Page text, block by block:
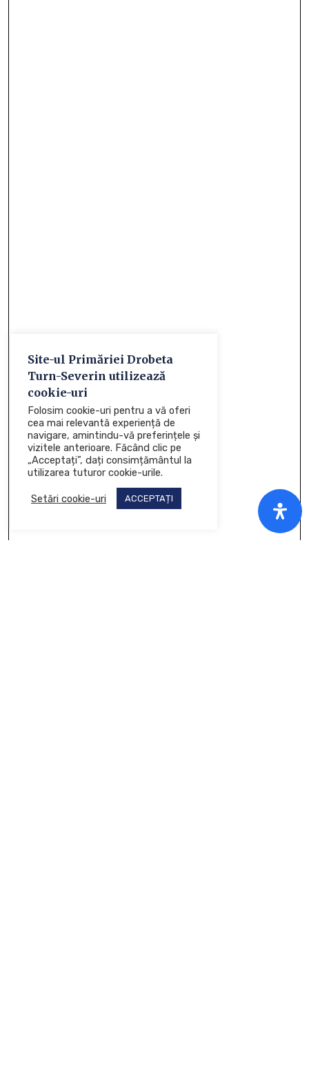
Site-ul Primăriei Drobeta
Turn-Severin utilizează
cookie-uri
Folosim cookie-uri pentru a vă oferi
cea mai relevantă experiență de
navigare, amintindu-vă preferințele și
vizitele anterioare. Făcând clic pe
„Acceptați”, dați consimțământul la
utilizarea tuturor cookie-urile.
Setări cookie-uri ACCEPTAȚI